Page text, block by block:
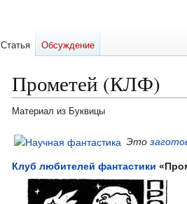
Прометей (КЛФ)
Материал из Буквицы
Перейти
навигации
Перейти
поиску
Это
Клуб любителей фантастики
Статья Обсуждение